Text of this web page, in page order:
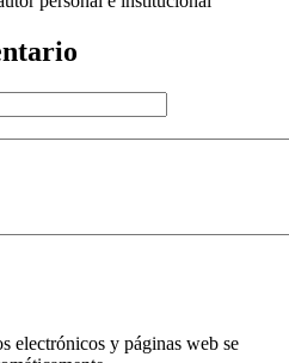
electrónicos y páginas web se